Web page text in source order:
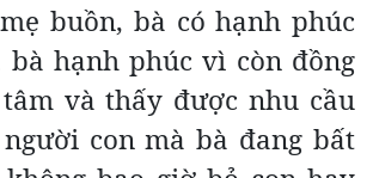
buồn, bà có hạnh phúc
bà hạnh phúc vì còn đồng
và thấy được nhu cầu
con mà bà đang bất